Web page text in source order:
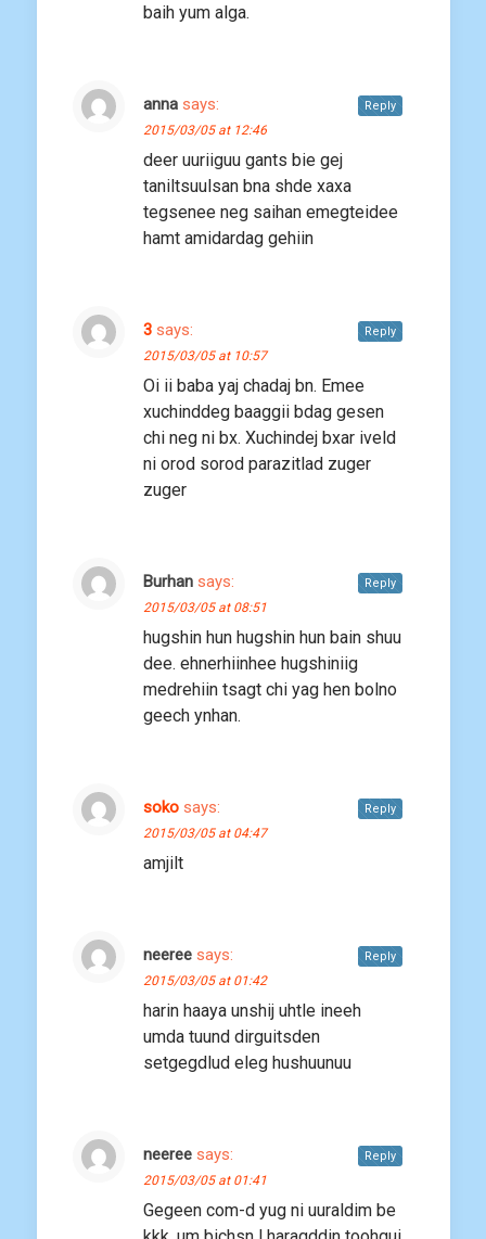
baih yum alga.
anna says:
2015/03/05 at 12:46
deer uuriiguu gants bie gej
taniltsuulsan bna shde xaxa
tegsenee neg saihan emegteidee
hamt amidardag gehiin
Reply
3 says:
2015/03/05 at 10:57
Oi ii baba yaj chadaj bn. Emee
xuchinddeg baaggii bdag gesen
chi neg ni bx. Xuchindej bxar iveld
ni orod sorod parazitlad zuger
zuger
Reply
Burhan says:
2015/03/05 at 08:51
hugshin hun hugshin hun bain shuu
dee. ehnerhiinhee hugshiniig
medrehiin tsagt chi yag hen bolno
geech ynhan.
Reply
soko says:
2015/03/05 at 04:47
amjilt
Reply
neeree says:
2015/03/05 at 01:42
harin haaya unshij uhtle ineeh
umda tuund dirguitsden
setgegdlud eleg hushuunuu
Reply
neeree says:
2015/03/05 at 01:41
Gegeen com-d yug ni uuraldim be
Reply